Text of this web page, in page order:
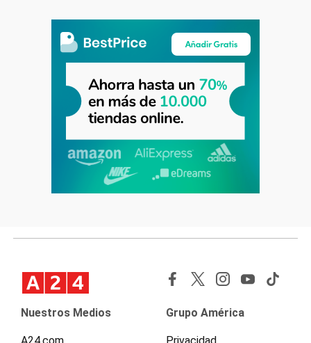
Nuestros Medios Grupo América